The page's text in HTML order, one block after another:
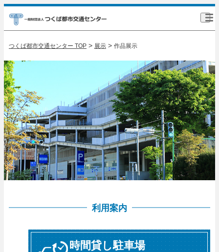
つくば都市交通センター TOP > 展示 > 作品展示
利用案内
時間貸し駐車場